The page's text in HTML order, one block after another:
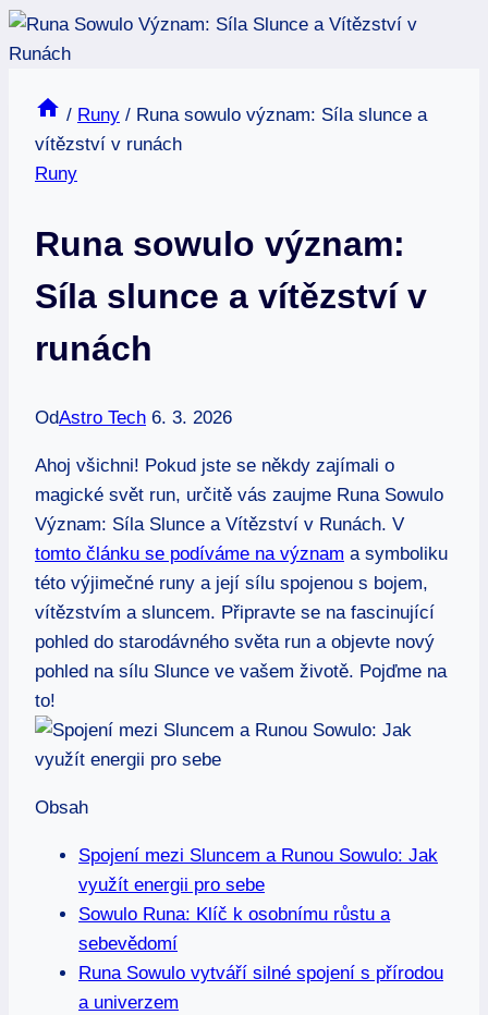
/ Runy / Runa sowulo význam: Síla slunce a
vítězství v runách
Runy
Runa sowulo význam:
Síla slunce a vítězství v
runách
OdAstro Tech 6. 3. 2026
Ahoj všichni! Pokud jste se někdy zajímali o
magické svět run, určitě vás zaujme Runa Sowulo
Význam: Síla Slunce a Vítězství v Runách. V
tomto článku se podíváme na význam a symboliku
této výjimečné runy a její sílu spojenou s bojem,
vítězstvím a sluncem. Připravte se na fascinující
pohled do starodávného světa run a objevte nový
pohled na sílu Slunce ve vašem životě. Pojďme na
to!
Obsah
Spojení mezi Sluncem a Runou Sowulo: Jak
využít energii pro sebe
Sowulo Runa: Klíč k osobnímu růstu a
sebevědomí
Runa Sowulo vytváří silné spojení s přírodou
a univerzem